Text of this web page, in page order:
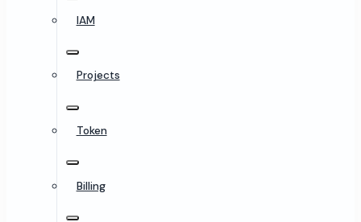
IAM
Projects
Token
Billing